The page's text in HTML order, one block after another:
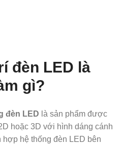
đèn LED là
gì?
đèn LED là sản phẩm được
hoặc 3D với hình dáng cánh
hệ thống đèn LED bên